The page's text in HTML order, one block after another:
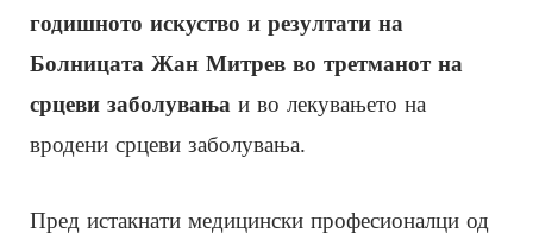
годишното искуство и резултати на
Болницата Жан Митрев во третманот на
срцеви заболувања и во лекувањето на
вродени срцеви заболувања.
Пред истакнати медицински професионалци од